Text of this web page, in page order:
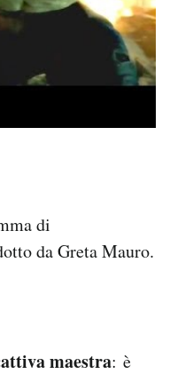
di
da Greta Mauro.
maestra: è